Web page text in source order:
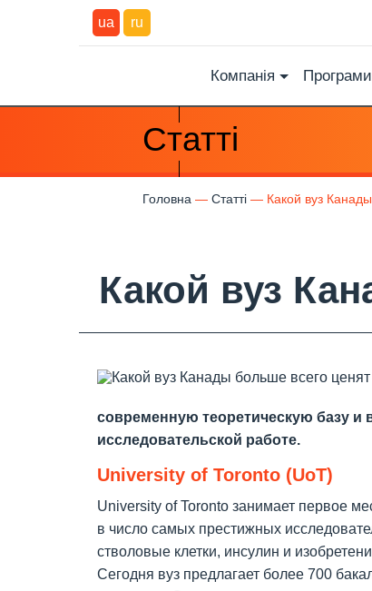
ua ru
Компанія Програми
Статті
Головна Статті Какой вуз
Какой вуз
современную теоретическую базу и
исследовательской работе.
University of Toronto (UoT)
University of Toronto занимает первое
в число самых престижных
стволовые клетки, инсулин и
Сегодня вуз предлагает более 700